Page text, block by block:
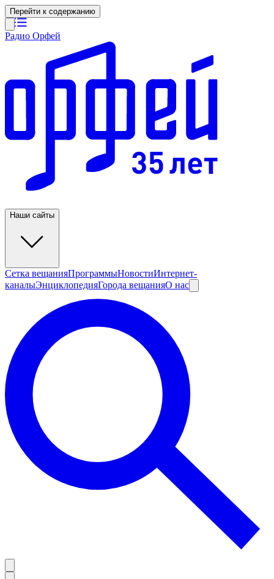
Перейти к содержанию
Радио Орфей
Наши сайты
Сетка вещанияПрограммыНовостиИнтернет-
каналыЭнциклопедияГорода вещанияО нас